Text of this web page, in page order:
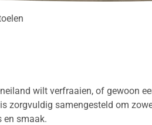
wilt verfraaien, of gewoon
zorgvuldig samengesteld om
en smaak.